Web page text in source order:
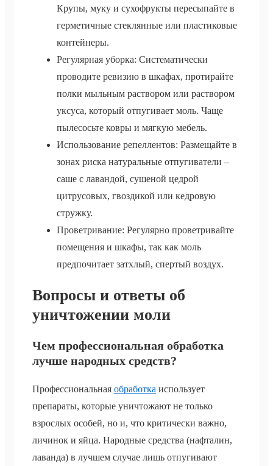
Крупы, муку и сухофрукты пересыпайте в
герметичные стеклянные или пластиковые
контейнеры.
Регулярная уборка: Систематически
проводите ревизию в шкафах, протирайте
полки мыльным раствором или раствором
уксуса, который отпугивает моль. Чаще
пылесосьте ковры и мягкую мебель.
Использование репеллентов: Размещайте в
зонах риска натуральные отпугиватели –
саше с лавандой, сушеной цедрой
цитрусовых, гвоздикой или кедровую
стружку.
Проветривание: Регулярно проветривайте
помещения и шкафы, так как моль
предпочитает затхлый, спертый воздух.
Вопросы и ответы об
уничтожении моли
Чем профессиональная обработка
лучше народных средств?
Профессиональная обработка использует
препараты, которые уничтожают не только
взрослых особей, но и, что критически важно,
личинок и яйца. Народные средства (нафталин,
лаванда) в лучшем случае лишь отпугивают